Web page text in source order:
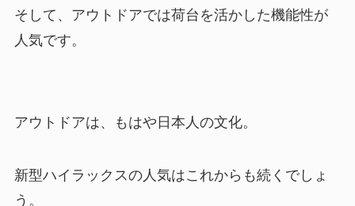
そして、アウトドアでは荷台を活かした機能性が
人気です。
アウトドアは、もはや日本人の文化。
新型ハイラックスの人気はこれからも続くでしょ
う。